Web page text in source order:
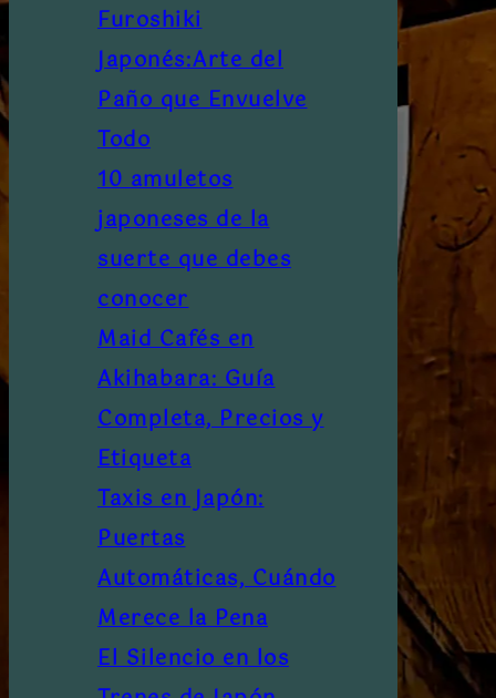
Furoshiki
Japonés:Arte del
Paño que Envuelve
Todo
10 amuletos
japoneses de la
suerte que debes
conocer
Maid Cafés en
Akihabara: Guía
Completa, Precios y
Etiqueta
Taxis en Japón:
Puertas
Automáticas, Cuándo
Merece la Pena
El Silencio en los